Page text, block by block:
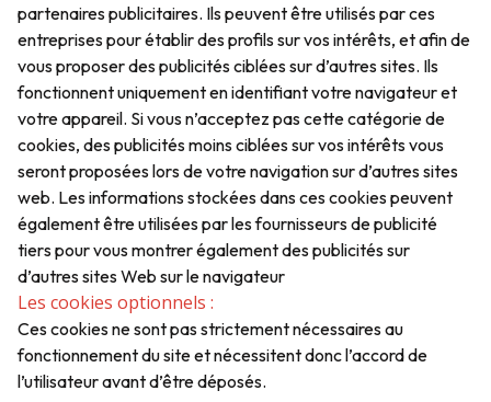
partenaires publicitaires. Ils peuvent être utilisés par ces
entreprises pour établir des profils sur vos intérêts, et afin de
vous proposer des publicités ciblées sur d’autres sites. Ils
fonctionnent uniquement en identifiant votre navigateur et
votre appareil. Si vous n’acceptez pas cette catégorie de
cookies, des publicités moins ciblées sur vos intérêts vous
seront proposées lors de votre navigation sur d’autres sites
web. Les informations stockées dans ces cookies peuvent
également être utilisées par les fournisseurs de publicité
tiers pour vous montrer également des publicités sur
d’autres sites Web sur le navigateur
Les cookies optionnels :
Ces cookies ne sont pas strictement nécessaires au
fonctionnement du site et nécessitent donc l’accord de
l’utilisateur avant d’être déposés.